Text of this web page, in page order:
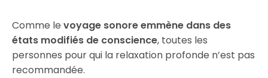
Comme le voyage sonore emmène dans des
états modifiés de conscience, toutes les
personnes pour qui la relaxation profonde n’est pas
recommandée.